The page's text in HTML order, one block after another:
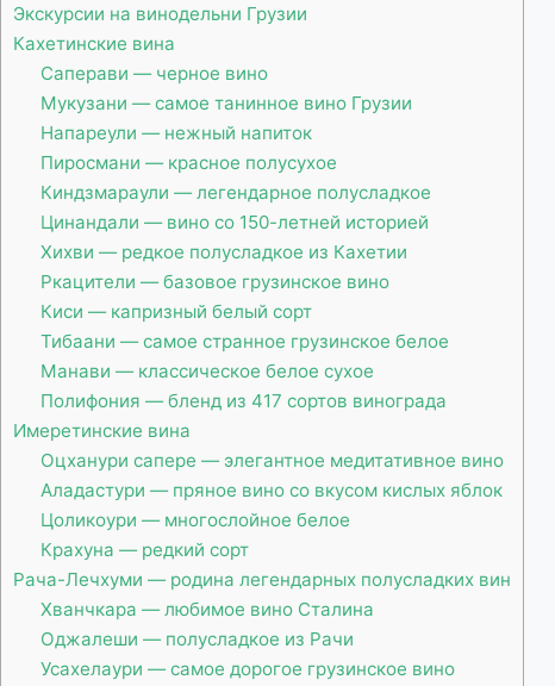
Экскурсии на винодельни Грузии
Кахетинские вина
Саперави — черное вино
Мукузани — самое танинное вино Грузии
Напареули — нежный напиток
Пиросмани — красное полусухое
Киндзмараули — легендарное полусладкое
Цинандали — вино со 150-летней историей
Хихви — редкое полусладкое из Кахетии
Ркацители — базовое грузинское вино
Киси — капризный белый сорт
Тибаани — самое странное грузинское белое
Манави — классическое белое сухое
Полифония — бленд из 417 сортов винограда
Имеретинские вина
Оцханури сапере — элегантное медитативное вино
Аладастури — пряное вино со вкусом кислых яблок
Цоликоури — многослойное белое
Крахуна — редкий сорт
Рача-Лечхуми — родина легендарных полусладких вин
Хванчкара — любимое вино Сталина
Оджалеши — полусладкое из Рачи
Усахелаури — самое дорогое грузинское вино